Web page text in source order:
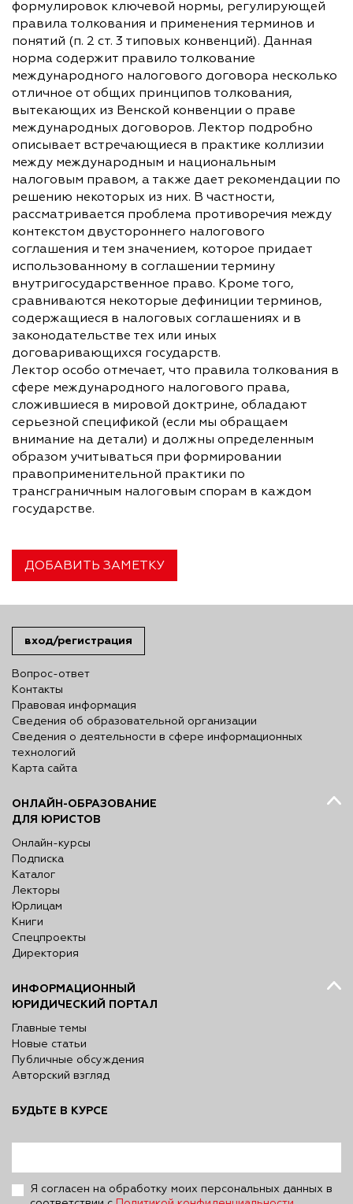
формулировок ключевой нормы, регулирующей
правила толкования и применения терминов и
понятий (п. 2 ст. 3 типовых конвенций). Данная
норма содержит правило толкование
международного налогового договора несколько
отличное от общих принципов толкования,
вытекающих из Венской конвенции о праве
международных договоров. Лектор подробно
описывает встречающиеся в практике коллизии
между международным и национальным
налоговым правом, а также дает рекомендации по
решению некоторых из них. В частности,
рассматривается проблема противоречия между
контекстом двустороннего налогового
соглашения и тем значением, которое придает
использованному в соглашении термину
внутригосударственное право. Кроме того,
сравниваются некоторые дефиниции терминов,
содержащиеся в налоговых соглашениях и в
законодательстве тех или иных
договаривающихся государств.
Лектор особо отмечает, что правила толкования в
сфере международного налогового права,
сложившиеся в мировой доктрине, обладают
серьезной спецификой (если мы обращаем
внимание на детали) и должны определенным
образом учитываться при формировании
правоприменительной практики по
трансграничным налоговым спорам в каждом
государстве.
ДОБАВИТЬ ЗАМЕТКУ
вход/регистрация
Вопрос-ответ
Контакты
Правовая информация
Сведения об образовательной организации
Сведения о деятельности в сфере информационных
технологий
Карта сайта
ОНЛАЙН-ОБРАЗОВАНИЕ
ДЛЯ ЮРИСТОВ
Онлайн-курсы
Подписка
Каталог
Лекторы
Юрлицам
Книги
Спецпроекты
Директория
ИНФОРМАЦИОННЫЙ
ЮРИДИЧЕСКИЙ ПОРТАЛ
Главные темы
Новые статьи
Публичные обсуждения
Авторский взгляд
БУДЬТЕ В КУРСЕ
Я согласен на обработку моих персональных данных в